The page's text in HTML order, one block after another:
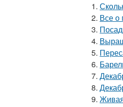
1.
2. Все о
3.
4.
5.
6.
7.
8.
9. Живая